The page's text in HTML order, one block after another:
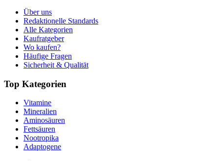
Über uns
Redaktionelle Standards
Alle Kategorien
Kaufratgeber
Wo kaufen?
Häufige Fragen
Sicherheit & Qualität
Top Kategorien
Vitamine
Mineralien
Aminosäuren
Fettsäuren
Nootropika
Adaptogene